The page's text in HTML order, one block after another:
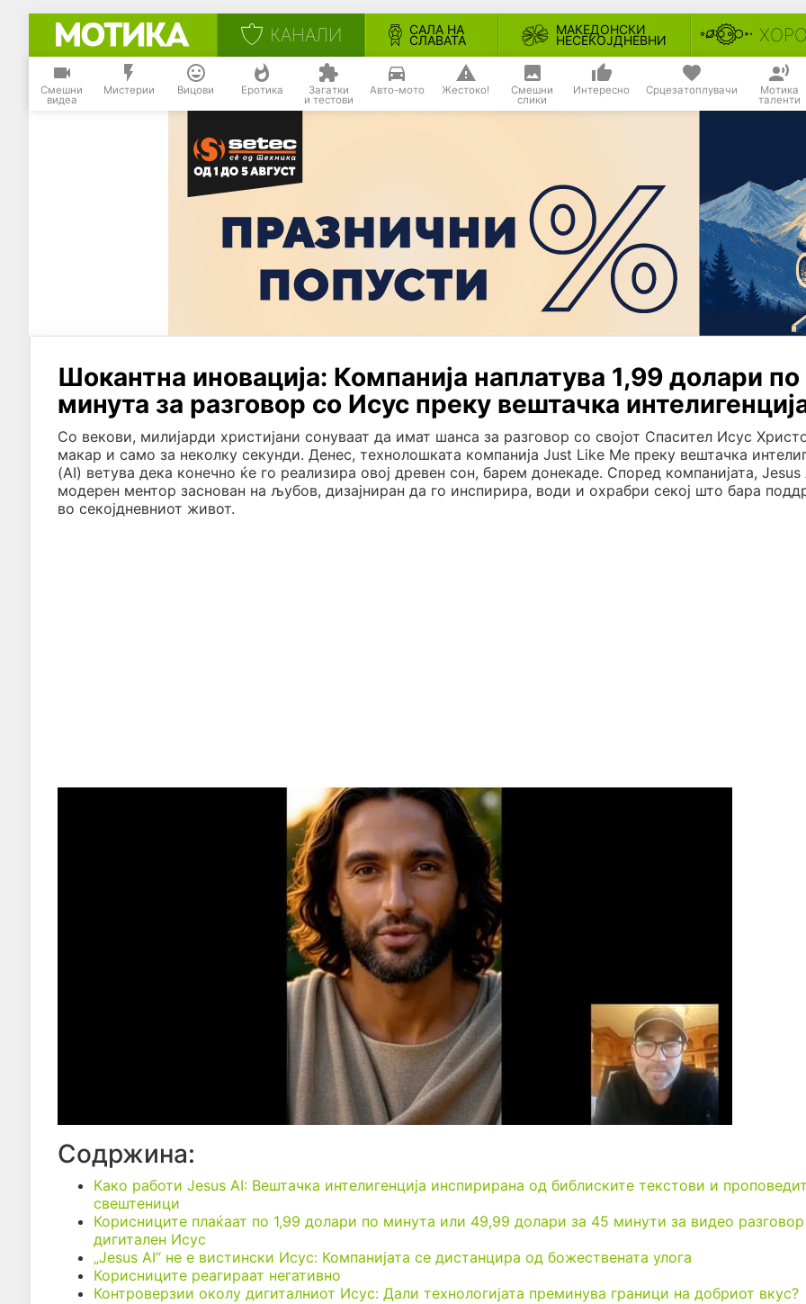
КАНАЛИ САЛА НА
СЛАВАТА
МАКЕДОНСКИ
НЕСЕКОЈДНЕВНИ
Смешни
видеа
Мистерии Вицови Еротика Загатки
и тестови
Авто-мото Жестоко! Смешни
слики
Интересно Срцезатоплувачи Мотика
таленти
Шокантна иновација: Компанија наплатува 1,99 долари по
минута за разговор со Исус преку вештачка
Со векови, милијарди христијани сонуваат да имат шанса за разговор со својот Спасител Исус
макар и само за неколку секунди. Денес, технолошката компанија Just Like Me преку вештачка
(AI) ветува дека конечно ќе го реализира овој древен сон, барем донекаде. Според компанијата, Jesus
модерен ментор заснован на љубов, дизајниран да го инспирира, води и охрабри секој што бара
во секојдневниот живот.
Содржина:
Како работи Jesus AI: Вештачка интелигенција инспирирана од библиските текстови и
свештеници
Корисниците плаќаат по 1,99 долари по минута или 49,99 долари за 45 минути за видео
дигитален Исус
„Jesus AI“ не е вистински Исус: Компанијата се дистанцира од божествената улога
Корисниците реагираат негативно
Контроверзии околу дигиталниот Исус: Дали технологијата преминува граници на добриот вкус?